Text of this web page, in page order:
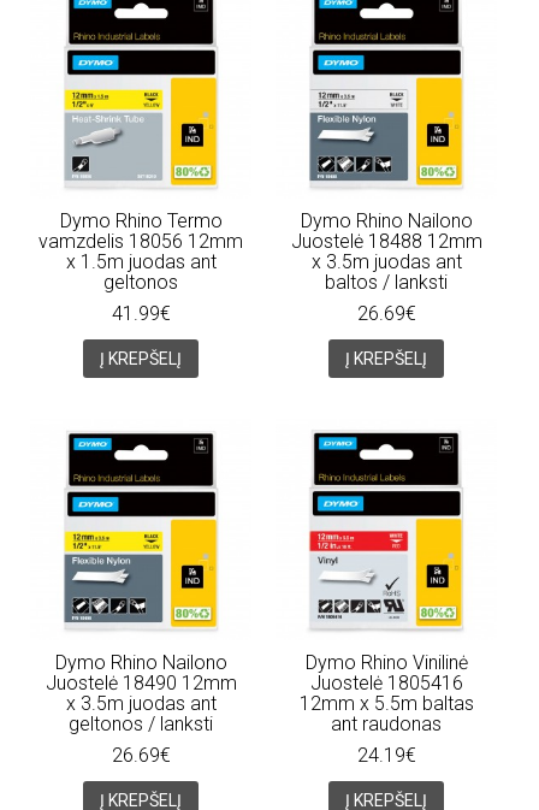
Dymo Rhino Termo
vamzdelis 18056 12mm
x 1.5m juodas ant
geltonos
41.99€
Į KREPŠELĮ
Dymo Rhino Nailono
Juostelė 18488 12mm
x 3.5m juodas ant
baltos / lanksti
26.69€
Į KREPŠELĮ
Dymo Rhino Nailono
Juostelė 18490 12mm
x 3.5m juodas ant
geltonos / lanksti
26.69€
Į KREPŠELĮ
Dymo Rhino Vinilinė
Juostelė 1805416
12mm x 5.5m baltas
ant raudonas
24.19€
Į KREPŠELĮ